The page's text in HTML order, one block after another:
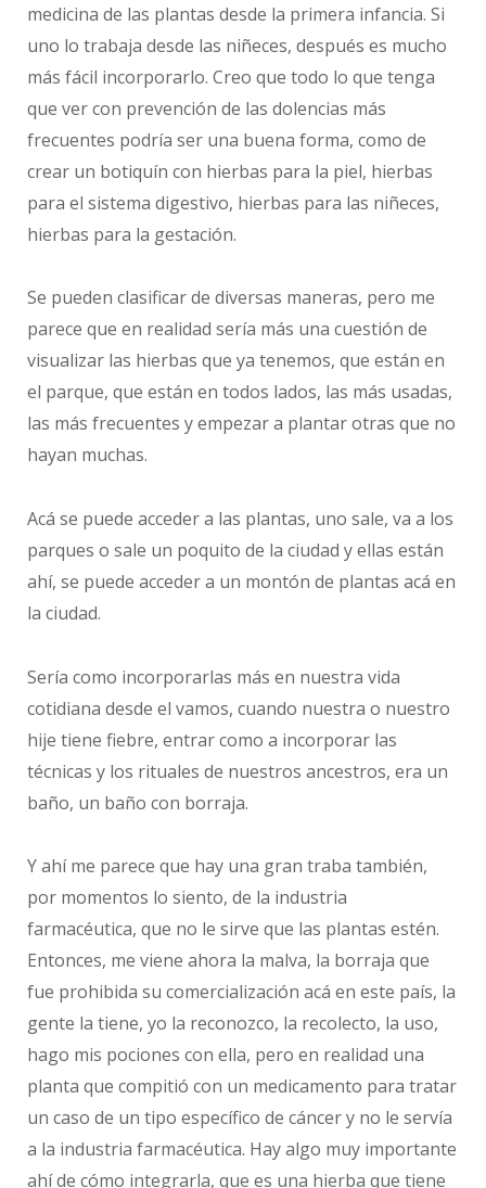
medicina de las plantas desde la primera infancia. Si
uno lo trabaja desde las niñeces, después es mucho
más fácil incorporarlo. Creo que todo lo que tenga
que ver con prevención de las dolencias más
frecuentes podría ser una buena forma, como de
crear un botiquín con hierbas para la piel, hierbas
para el sistema digestivo, hierbas para las niñeces,
hierbas para la gestación.
Se pueden clasificar de diversas maneras, pero me
parece que en realidad sería más una cuestión de
visualizar las hierbas que ya tenemos, que están en
el parque, que están en todos lados, las más usadas,
las más frecuentes y empezar a plantar otras que no
hayan muchas.
Acá se puede acceder a las plantas, uno sale, va a los
parques o sale un poquito de la ciudad y ellas están
ahí, se puede acceder a un montón de plantas acá en
la ciudad.
Sería como incorporarlas más en nuestra vida
cotidiana desde el vamos, cuando nuestra o nuestro
hije tiene fiebre, entrar como a incorporar las
técnicas y los rituales de nuestros ancestros, era un
baño, un baño con borraja.
Y ahí me parece que hay una gran traba también,
por momentos lo siento, de la industria
farmacéutica, que no le sirve que las plantas estén.
Entonces, me viene ahora la malva, la borraja que
fue prohibida su comercialización acá en este país, la
gente la tiene, yo la reconozco, la recolecto, la uso,
hago mis pociones con ella, pero en realidad una
planta que compitió con un medicamento para tratar
un caso de un tipo específico de cáncer y no le servía
a la industria farmacéutica. Hay algo muy importante
ahí de cómo integrarla, que es una hierba que tiene